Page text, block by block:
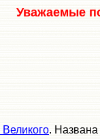
Уважаемые
.